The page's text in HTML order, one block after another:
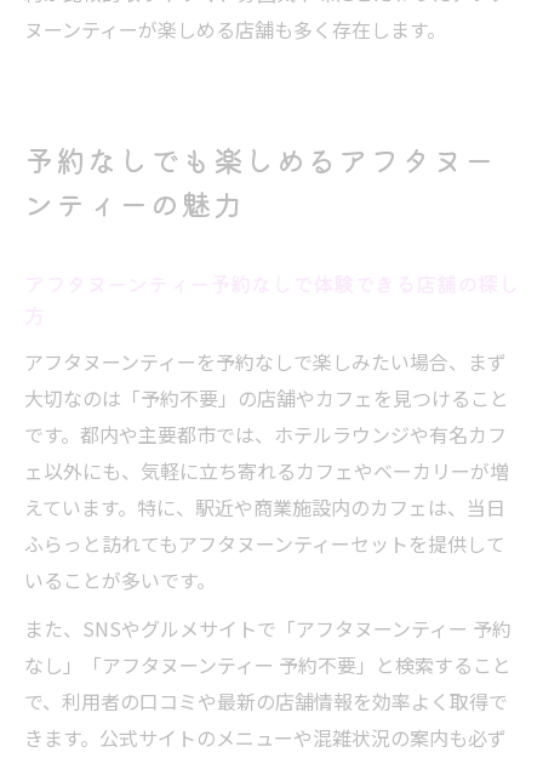
ヌーンティーが楽しめる店舗も多く存在します。
予約なしでも楽しめるアフタヌー
ンティーの魅力
アフタヌーンティーを予約なしで楽しみたい場合、まず
大切なのは「予約不要」の店舗やカフェを見つけること
です。都内や主要都市では、ホテルラウンジや有名カフ
ェ以外にも、気軽に立ち寄れるカフェやベーカリーが増
えています。特に、駅近や商業施設内のカフェは、当日
ふらっと訪れてもアフタヌーンティーセットを提供して
いることが多いです。
また、SNSやグルメサイトで「アフタヌーンティー 予約
なし」「アフタヌーンティー 予約不要」と検索すること
で、利用者の口コミや最新の店舗情報を効率よく取得で
きます。公式サイトのメニューや混雑状況の案内も必ず